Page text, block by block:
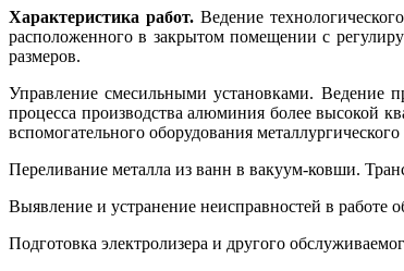
Характеристика работ.Ведение
расположенного в закрытом помещении с
размеров.
Управление смесильными установками. Ведение
процесса производства алюминия более высокой
вспомогательного оборудования
Переливание металла из ванн в вакуум-ковши.
Выявление и устранение неисправностей в работе
Подготовка электролизера и другого